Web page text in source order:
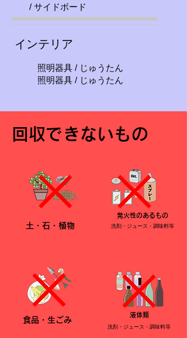
/ サイドボード
インテリア
照明器具 / じゅうたん
照明器具 / じゅうたん
​回収できないもの
土・石・植物
発火性のあるもの
洗剤・ジュース・調味料等
食品・生ごみ
液体類
洗剤・ジュース・調味料等